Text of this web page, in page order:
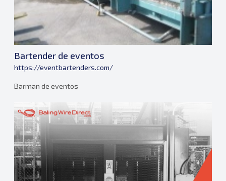
Bartender de eventos
https://eventbartenders.com/
Barman de eventos